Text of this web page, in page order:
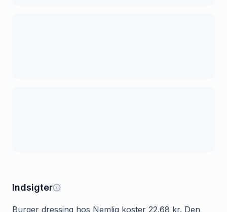
Indsigter
Burger dressing hos Nemlig koster 22.68 kr. Den